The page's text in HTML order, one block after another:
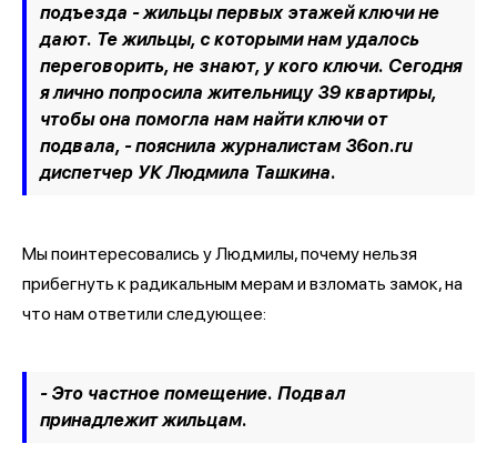
подъезда - жильцы первых этажей ключи не
дают. Те жильцы, с которыми нам удалось
переговорить, не знают, у кого ключи. Сегодня
я лично попросила жительницу 39 квартиры,
чтобы она помогла нам найти ключи от
подвала, -пояснила журналистам 36on.ru
диспетчер УК Людмила Ташкина.
Мы поинтересовались у Людмилы, почему нельзя
прибегнуть к радикальным мерам и взломать замок, на
что нам ответили следующее:
- Это частное помещение. Подвал
принадлежит жильцам.